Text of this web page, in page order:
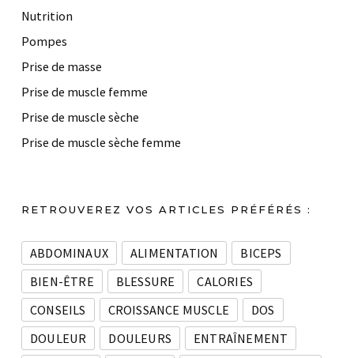
Nutrition
Pompes
Prise de masse
Prise de muscle femme
Prise de muscle sèche
Prise de muscle sèche femme
RETROUVEREZ VOS ARTICLES PRÉFÉRÉS :
ABDOMINAUX ALIMENTATION
BICEPS
BIEN-ÊTRE
BLESSURE
CALORIES
CONSEILS
CROISSANCE MUSCLE
DOS
DOULEUR
DOULEURS
ENTRAÎNEMENT